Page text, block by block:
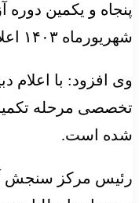
شهریورماه ۱۴۰۳ اعلام شده است.
وی افزود: با
تخصصی مرحله
شده است.
رئیس مرکز سنجش